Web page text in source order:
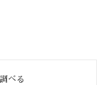
べる